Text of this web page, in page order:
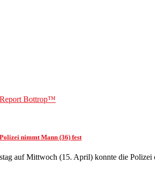
Report Bottrop™
nimmt Mann (36) fest
auf Mittwoch (15. April) konnte die